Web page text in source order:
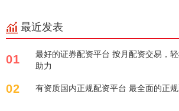
最近发表
01
最好的证券配资平台 按月配资交易，
助力
02 有资质国内正规配资平台 最全面的正